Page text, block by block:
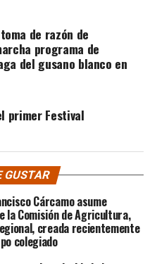
de razón de
programa de
del gusano blanco en
primer Festival
GUSTAR
Cárcamo asume
la Comisión de Agricultura,
creada recientemente
colegiado